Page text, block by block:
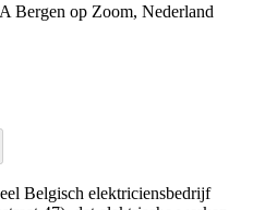
Bergen op Zoom, Nederland
Belgisch elektriciensbedrijf